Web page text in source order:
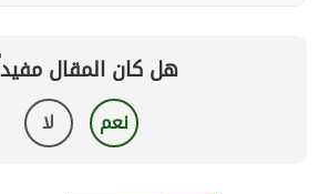
هل كان المقال
نعم لا